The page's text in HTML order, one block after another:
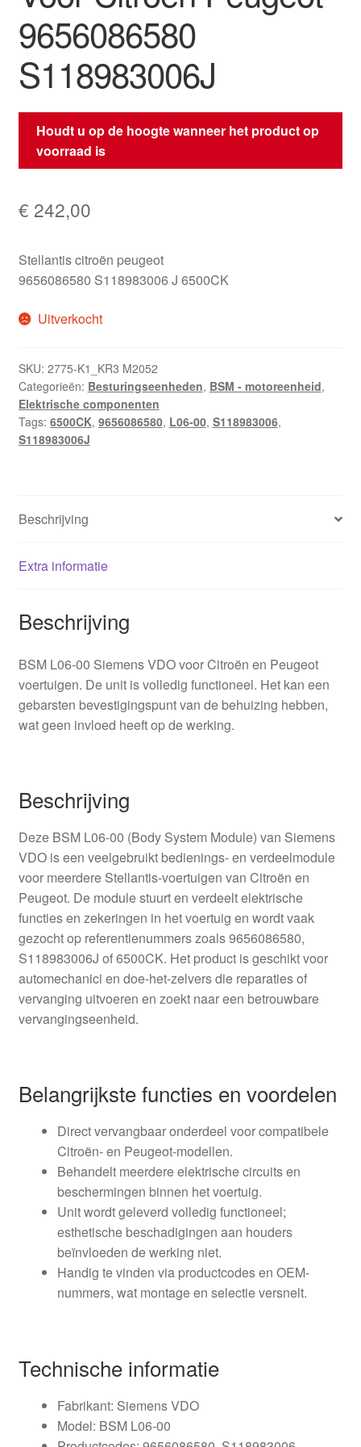
9656086580
S118983006J
Houdt u op de hoogte wanneer het product op
voorraad is
€ 242,00
Stellantis citroën peugeot
9656086580 S118983006 J 6500CK
Uitverkocht
SKU: 2775-K1_KR3 M2052
Categorieën: Besturingseenheden, BSM - motoreenheid,
Elektrische componenten
Tags: 6500CK, 9656086580, L06-00, S118983006,
S118983006J
Beschrijving
Extra informatie
Beschrijving
BSM L06-00 Siemens VDO voor Citroën en Peugeot
voertuigen. De unit is volledig functioneel. Het kan een
gebarsten bevestigingspunt van de behuizing hebben,
wat geen invloed heeft op de werking.
Beschrijving
Deze BSM L06-00 (Body System Module) van Siemens
VDO is een veelgebruikt bedienings- en verdeelmodule
voor meerdere Stellantis-voertuigen van Citroën en
Peugeot. De module stuurt en verdeelt elektrische
functies en zekeringen in het voertuig en wordt vaak
gezocht op referentienummers zoals 9656086580,
S118983006J of 6500CK. Het product is geschikt voor
automechanici en doe-het-zelvers die reparaties of
vervanging uitvoeren en zoekt naar een betrouwbare
vervangingseenheid.
Belangrijkste functies en voordelen
Direct vervangbaar onderdeel voor compatibele
Citroën- en Peugeot-modellen.
Behandelt meerdere elektrische circuits en
beschermingen binnen het voertuig.
Unit wordt geleverd volledig functioneel;
esthetische beschadigingen aan houders
beïnvloeden de werking niet.
Handig te vinden via productcodes en OEM-
nummers, wat montage en selectie versnelt.
Technische informatie
Fabrikant: Siemens VDO
Model: BSM L06-00